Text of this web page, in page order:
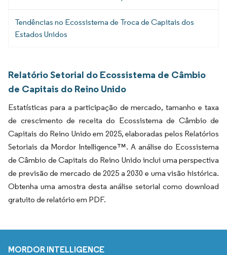
Tendências no Ecossistema de Troca de Capitais dos
Estados Unidos
Relatório Setorial do Ecossistema de Câmbio
de Capitais do Reino Unido
Estatísticas para a participação de mercado, tamanho e taxa
de crescimento de receita do Ecossistema de Câmbio de
Capitais do Reino Unido em 2025, elaboradas pelos Relatórios
Setoriais da Mordor Intelligence™. A análise do Ecossistema
de Câmbio de Capitais do Reino Unido inclui uma perspectiva
de previsão de mercado de 2025 a 2030 e uma visão histórica.
Obtenha uma amostra desta análise setorial como download
gratuito de relatório em PDF.
MORDOR INTELLIGENCE